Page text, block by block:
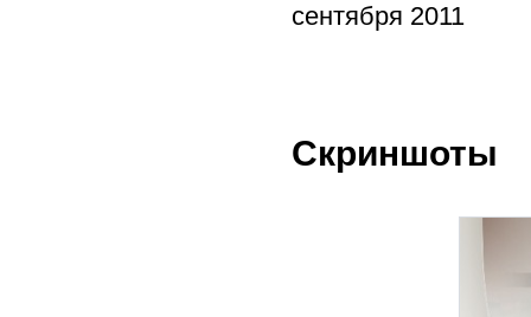
сентября 2011
Скриншоты